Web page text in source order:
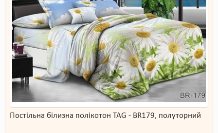
Постільна білизна полікотон TAG - BR179, полуторний